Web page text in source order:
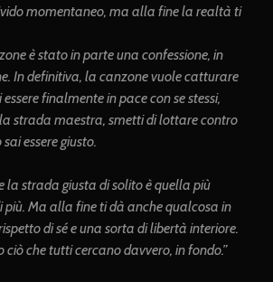
momentaneo, ma alla fine la realtà ti
è stato in parte una confessione, in
In definitiva, la canzone vuole catturare
finalmente in pace con se stessi,
strada maestra, smetti di lottare contro
essere giusto.
la strada giusta di solito è quella più
più. Ma alla fine ti dà anche qualcosa in
di sé e una sorta di libertà interiore.
ciò che tutti cercano davvero, in fondo.”